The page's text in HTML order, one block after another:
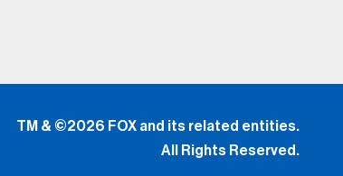
TM & ©2026 FOX and its related entities.
All Rights Reserved.